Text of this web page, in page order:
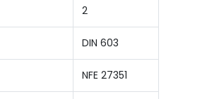
2
DIN 603
NFE 27351